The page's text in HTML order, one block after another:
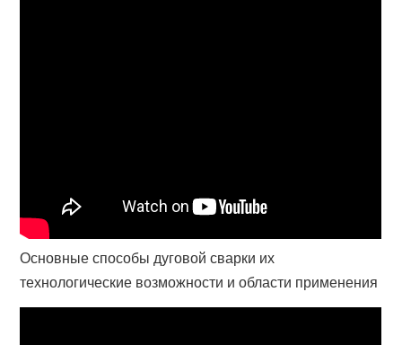
Основные способы дуговой сварки их
технологические возможности и области применения